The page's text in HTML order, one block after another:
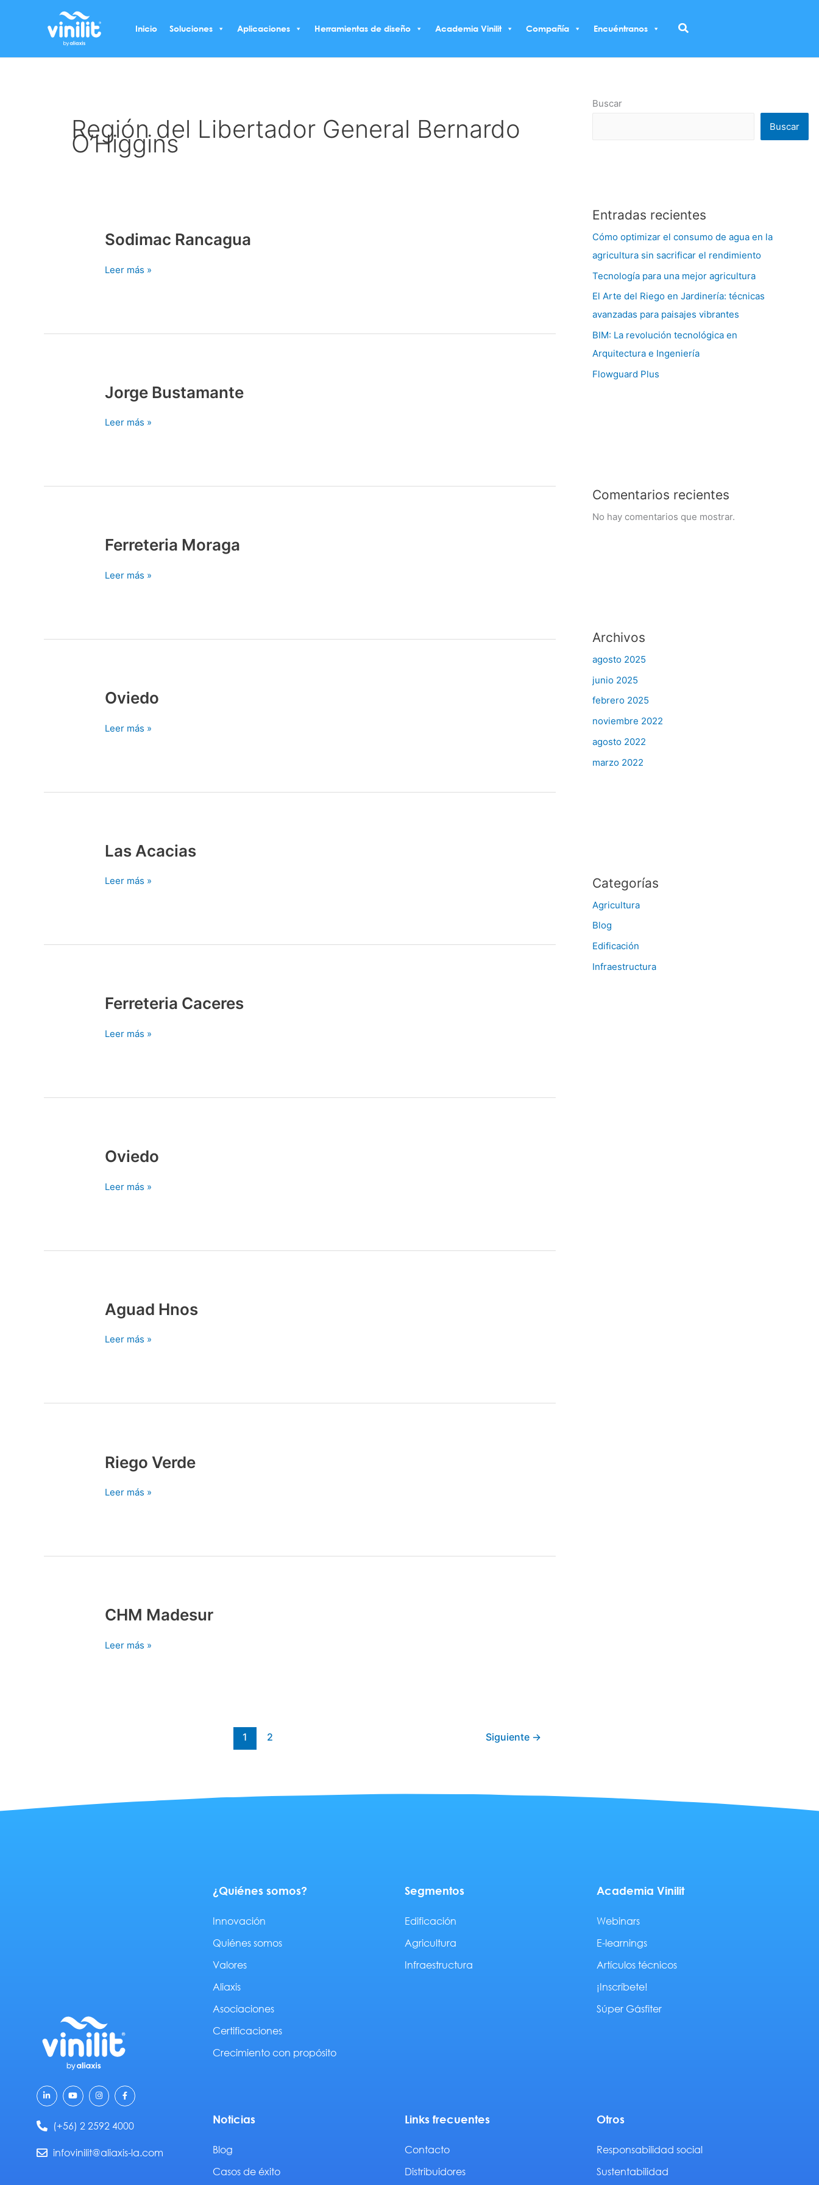
Inicio Soluciones Aplicaciones Herramientas de diseño Academia Vinilit Compañía Encuéntranos Buscar
Región del Libertador General Bernardo
O’Higgins
Sodimac Rancagua
Sodimac
Leer más »
Jorge Bustamante
Jorge
Bustamante
Leer más »
Ferreteria Moraga
Ferreteria
Leer más »
Oviedo
Oviedo
Leer más »
Las Acacias
Las
Leer más »
Ferreteria Caceres
Ferreteria
Leer más »
Oviedo
Oviedo
Leer más »
Aguad Hnos
Aguad
Hnos
Leer más »
Riego Verde
Riego
Verde
Leer más »
CHM Madesur
CHM
Leer más »
1 2 Siguiente →
Buscar
Buscar
Entradas recientes
Cómo optimizar el consumo de agua en la
agricultura sin sacrificar el rendimiento
Tecnología para una mejor agricultura
El Arte del Riego en Jardinería: técnicas
avanzadas para paisajes vibrantes
BIM: La revolución tecnológica en
Arquitectura e Ingeniería
Flowguard Plus
Comentarios recientes
No hay comentarios que mostrar.
Archivos
agosto 2025
junio 2025
febrero 2025
noviembre 2022
agosto 2022
marzo 2022
Categorías
Agricultura
Blog
Edificación
Infraestructura
L
i
n
d
-
i
Y
o
u
u
b
I
n
s
a
g
m
F
a
c
b
o
-
(+56) 2 2592 4000
infovinilit@aliaxis-la.com
¿Quiénes somos?
Innovación
Quiénes somos
Valores
Aliaxis
Asociaciones
Certificaciones
Crecimiento con propósito
Segmentos
Edificación
Agricultura
Infraestructura
Academia Vinilit
Webinars
E-learnings
Artículos técnicos
¡Inscríbete!
Súper Gásfiter
Noticias
Blog
Casos de éxito
Links frecuentes
Contacto
Distribuidores
Otros
Responsabilidad social
Sustentabilidad